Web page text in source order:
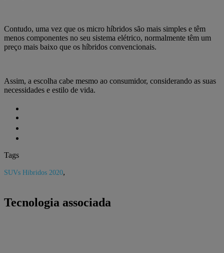
Contudo, uma vez que os micro híbridos são mais simples e têm
menos componentes no seu sistema elétrico, normalmente têm um
preço mais baixo que os híbridos convencionais.
Assim, a escolha cabe mesmo ao consumidor, considerando as suas
necessidades e estilo de vida.
Tags
SUVs Hibridos 2020,
Tecnologia associada